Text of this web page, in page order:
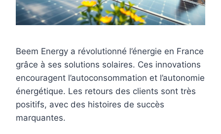
Beem Energy a révolutionné l’énergie en France
grâce à ses solutions solaires. Ces innovations
encouragent l’autoconsommation et l’autonomie
énergétique. Les retours des clients sont très
positifs, avec des histoires de succès
marquantes.